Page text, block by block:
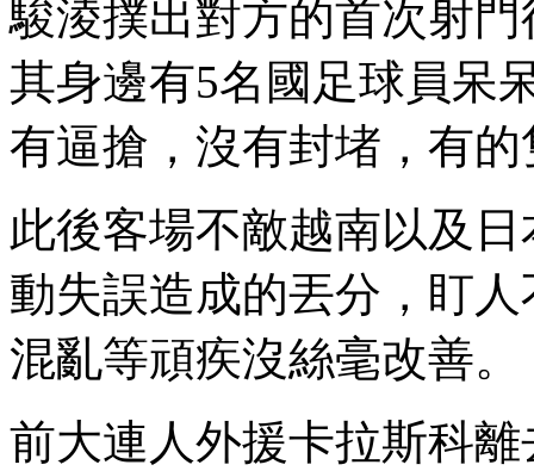
駿淩撲出對方的首次射門後
其身邊有5名國足球員呆呆的
有逼搶，沒有封堵 ，有的
此後客場不敵越南以及日
動失誤造成的丟分 ，盯人
混亂等頑疾沒絲毫改善。
前大連人外援卡拉斯科離